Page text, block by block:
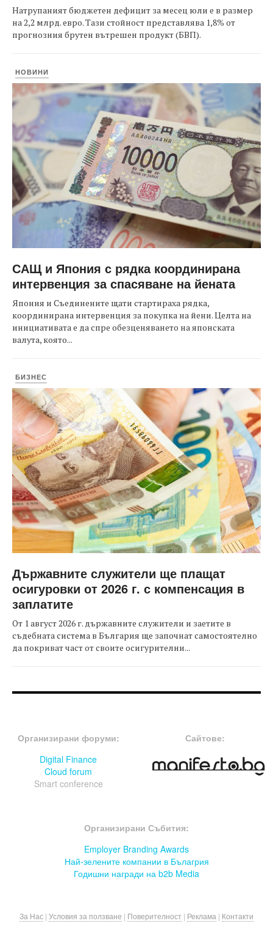
Натрупаният бюджетен дефицит за месец юли е в размер
на 2,2 млрд. евро. Тази стойност представлява 1,8% от
прогнозния брутен вътрешен продукт (БВП).
НОВИНИ
САЩ и Япония с рядка координирана
интервенция за спасяване на йената
Япония и Съединените щати стартираха рядка,
координирана интервенция за покупка на йени. Целта на
инициативата е да спре обезценяването на японската
валута, която...
БИЗНЕС
Държавните служители ще плащат
осигуровки от 2026 г. с компенсация в
заплатите
От 1 август 2026 г. държавните служители и заетите в
съдебната система в България ще започнат самостоятелно
да покриват част от своите осигурителни...
Организирани форуми:
Digital Finance
Cloud forum
Smart conference
Сайтове:
Организирани Събития:
Employer Branding Awards
Най-зелените компании в Бълагрия
Годишни награди на b2b Media
За Нас | Условия за ползване | Поверителност | Реклама | Контакти